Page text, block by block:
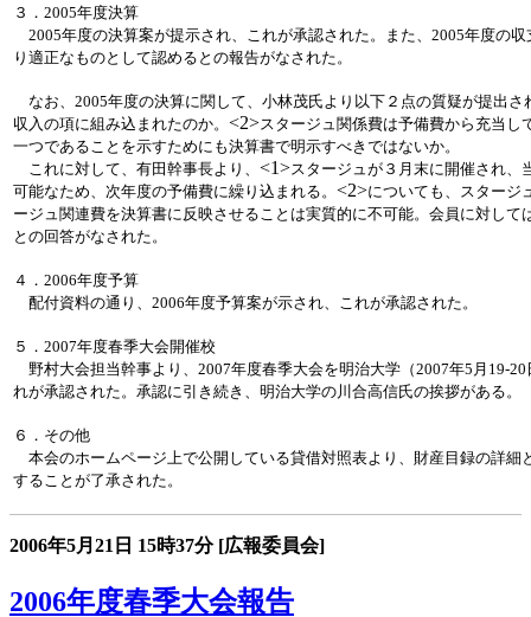
３．2005年度決算
2005年度の決算案が提示され、これが承認された。また、2005年度の
り適正なものとして認めるとの報告がなされた。
なお、2005年度の決算に関して、小林茂氏より以下２点の質疑が提出さ
収入の項に組み込まれたのか。 <2>スタージュ関係費は予備費から充当
一つであることを示すためにも決算書で明示すべきではないか。
これに対して、有田幹事長より、 <1>スタージュが３月末に開催され、
可能なため、次年度の予備費に繰り込まれる。 <2>についても、スタージ
ージュ関連費を決算書に反映させることは実質的に不可能。会員に対して
との回答がなされた。
４．2006年度予算
配付資料の通り、2006年度予算案が示され、これが承認された。
５．2007年度春季大会開催校
野村大会担当幹事より、2007年度春季大会を明治大学（2007年5月19-
れが承認された。承認に引き続き、明治大学の川合高信氏の挨拶がある。
６．その他
本会のホームページ上で公開している貸借対照表より、財産目録の詳細
することが了承された。
2006年5月21日 15時37分 [広報委員会]
2006年度春季大会報告